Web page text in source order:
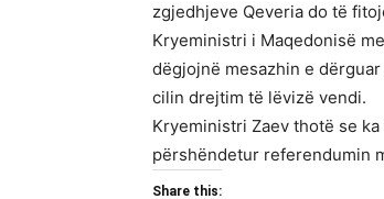
zgjedhjeve Qeveria do të
Kryeministri i Maqedonisë
dëgjojnë mesazhin e
cilin drejtim të lëvizë vendi.
Kryeministri Zaev thotë se
përshëndetur referendumin
Share this: